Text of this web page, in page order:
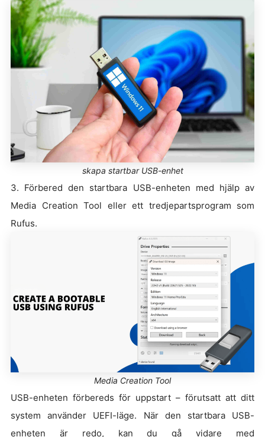
skapa startbar USB-enhet
3. Förbered den startbara USB-enheten med hjälp av
Media Creation Tool eller ett tredjepartsprogram som
Rufus.
Media Creation Tool
USB-enheten förbereds för uppstart – förutsatt att ditt
system använder UEFI-läge. När den startbara USB-
enheten är redo, kan du gå vidare med